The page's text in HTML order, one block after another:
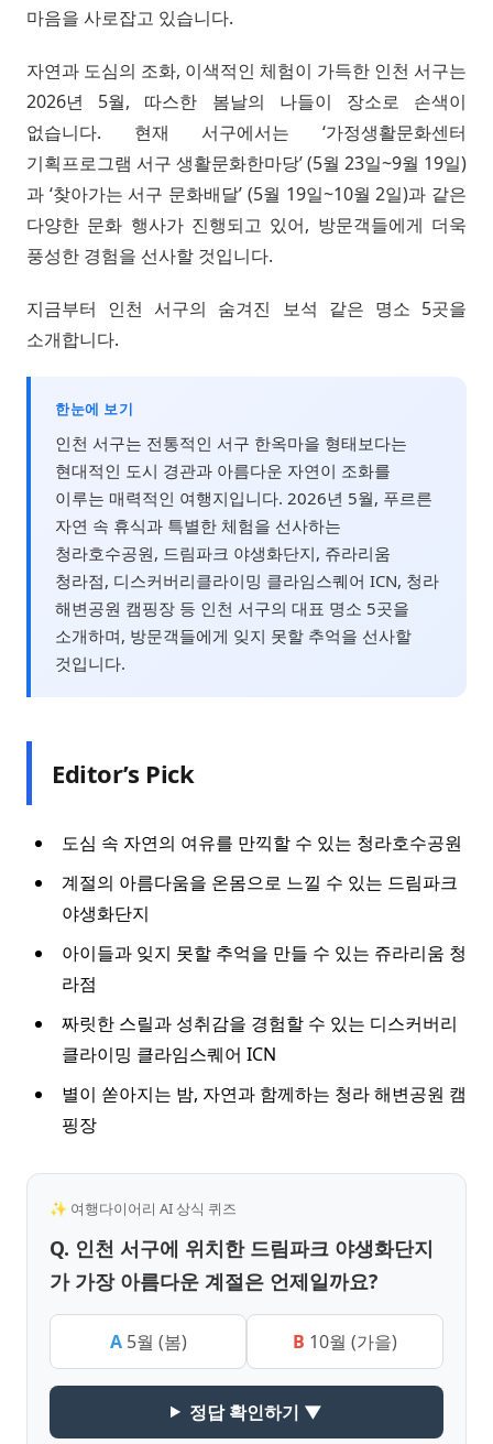
마음을 사로잡고 있습니다.
자연과 도심의 조화, 이색적인 체험이 가득한 인천 서구는
2026년 5월, 따스한 봄날의 나들이 장소로 손색이
없습니다. 현재 서구에서는 ‘가정생활문화센터
기획프로그램 서구 생활문화한마당’ (5월 23일~9월 19일)
과 ‘찾아가는 서구 문화배달’ (5월 19일~10월 2일)과 같은
다양한 문화 행사가 진행되고 있어, 방문객들에게 더욱
풍성한 경험을 선사할 것입니다.
지금부터 인천 서구의 숨겨진 보석 같은 명소 5곳을
소개합니다.
한눈에 보기
인천 서구는 전통적인 서구 한옥마을 형태보다는
현대적인 도시 경관과 아름다운 자연이 조화를
이루는 매력적인 여행지입니다. 2026년 5월, 푸르른
자연 속 휴식과 특별한 체험을 선사하는
청라호수공원, 드림파크 야생화단지, 쥬라리움
청라점, 디스커버리클라이밍 클라임스퀘어 ICN, 청라
해변공원 캠핑장 등 인천 서구의 대표 명소 5곳을
소개하며, 방문객들에게 잊지 못할 추억을 선사할
것입니다.
Editor’s Pick
도심 속 자연의 여유를 만끽할 수 있는 청라호수공원
계절의 아름다움을 온몸으로 느낄 수 있는 드림파크
야생화단지
아이들과 잊지 못할 추억을 만들 수 있는 쥬라리움 청
라점
짜릿한 스릴과 성취감을 경험할 수 있는 디스커버리
클라이밍 클라임스퀘어 ICN
별이 쏟아지는 밤, 자연과 함께하는 청라 해변공원 캠
핑장
✨ 여행다이어리 AI 상식 퀴즈
Q. 인천 서구에 위치한 드림파크 야생화단지
가 가장 아름다운 계절은 언제일까요?
A5월 (봄) B 10월 (가을)
정답 확인하기 ▼